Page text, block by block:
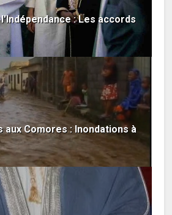
: Les accords
aux Comores : Inondations à